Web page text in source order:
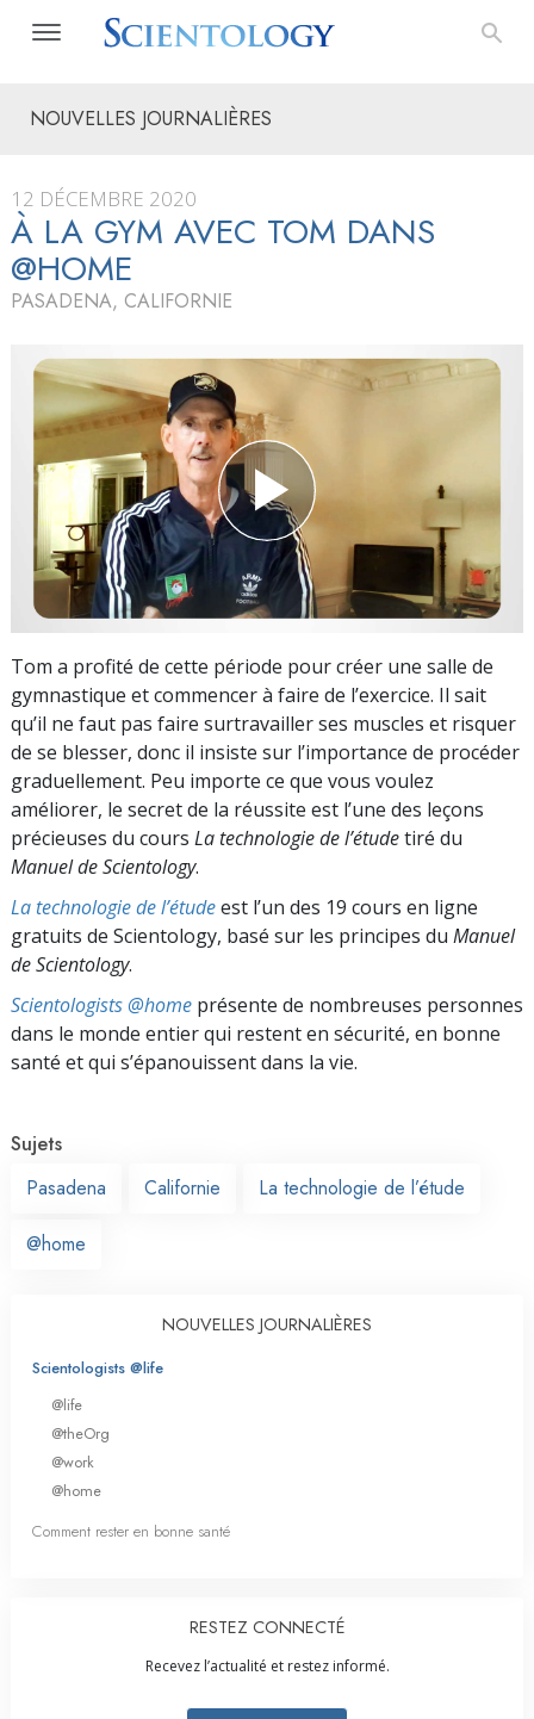
NOUVELLES JOURNALIÈRES
12 DÉCEMBRE 2020
À LA GYM AVEC TOM DANS
@HOME
PASADENA, CALIFORNIE
Tom a profité de cette période pour créer une salle de
gymnastique et commencer à faire de l’exercice. Il sait
qu’il ne faut pas faire surtravailler ses muscles et risquer
de se blesser, donc il insiste sur l’importance de procéder
graduellement. Peu importe ce que vous voulez
améliorer, le secret de la réussite est l’une des leçons
précieuses du cours La technologie de l’étudetiré du
Manuel de Scientology.
La technologie de l’étudeest l’un des 19 cours en ligne
gratuits de Scientology, basé sur les principes du Manuel
de Scientology.
Scientologists @home présente de nombreuses personnes
dans le monde entier qui restent en sécurité, en bonne
santé et qui s’épanouissent dans la vie.
Sujets
Pasadena
Californie La technologie de l’étude
@home
NOUVELLES JOURNALIÈRES
Scientologists @life
@life
@theOrg
@work
@home
Comment rester en bonne santé
RESTEZ CONNECTÉ
Recevez l’actualité et restez informé.